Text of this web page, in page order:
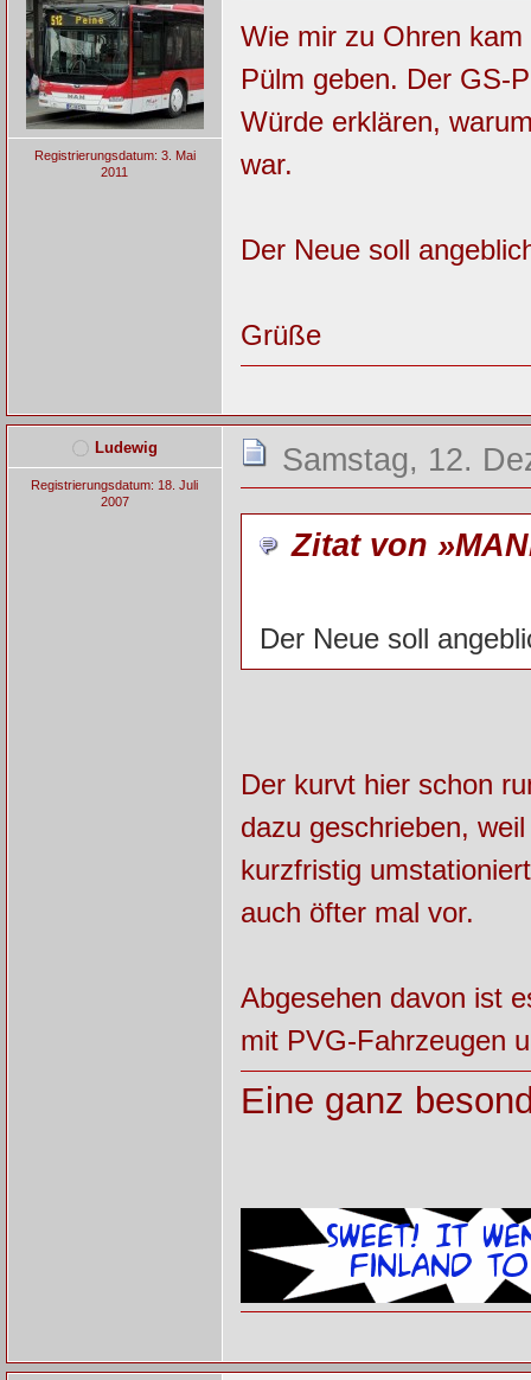
Registrierungsdatum: 3. Mai
2011
Wie mir zu Ohren
Pülm geben. Der GS-
Würde erklären,
war.
Der Neue soll
Grüße
Ludewig
Registrierungsdatum: 18. Juli
2007
Samstag, 12.
Zitat von
Der Neue soll
Der kurvt hier schon
dazu geschrieben,
kurzfristig
auch öfter mal vor.
Abgesehen davon ist
mit PVG-Fahrzeugen
Eine ganz